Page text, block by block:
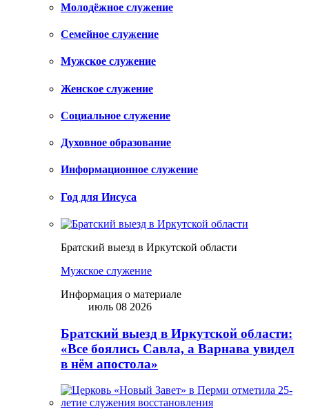
Молодёжное служение
Семейное служение
Мужское служение
Женское служение
Социальное служение
Духовное образование
Информационное служение
Год для Иисуса
Братский выезд в Иркутской области
Мужское служение
Информация о материале
июль 08 2026
Братский выезд в Иркутской области:
«Все боялись Савла, а Варнава увидел
в нём апостола»